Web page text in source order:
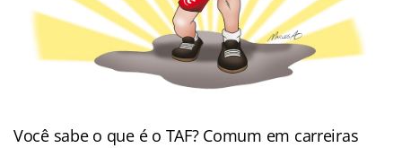
Você sabe o que é o TAF? Comum em carreiras